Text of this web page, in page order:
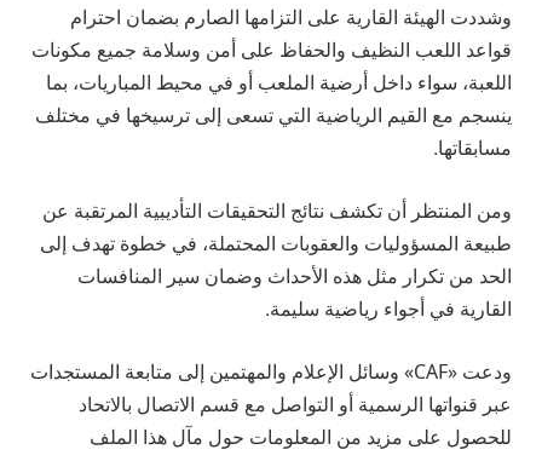
وشددت الهيئة القارية على التزامها الصارم بضمان احترام
قواعد اللعب النظيف والحفاظ على أمن وسلامة جميع مكونات
اللعبة، سواء داخل أرضية الملعب أو في محيط المباريات، بما
ينسجم مع القيم الرياضية التي تسعى إلى ترسيخها في مختلف
مسابقاتها.
ومن المنتظر أن تكشف نتائج التحقيقات التأديبية المرتقبة عن
طبيعة المسؤوليات والعقوبات المحتملة، في خطوة تهدف إلى
الحد من تكرار مثل هذه الأحداث وضمان سير المنافسات
القارية في أجواء رياضية سليمة.
ودعت «CAF» وسائل الإعلام والمهتمين إلى متابعة المستجدات
عبر قنواتها الرسمية أو التواصل مع قسم الاتصال بالاتحاد
للحصول على مزيد من المعلومات حول مآل هذا الملف